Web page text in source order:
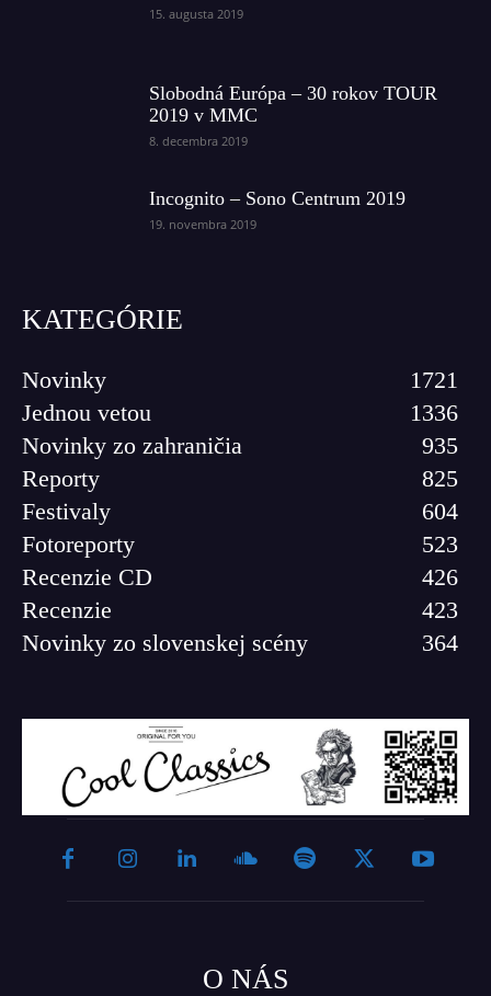
15. augusta 2019
Slobodná Európa – 30 rokov TOUR
2019 v MMC
8. decembra 2019
Incognito – Sono Centrum 2019
19. novembra 2019
KATEGÓRIE
Novinky
1721
Jednou vetou
1336
Novinky zo zahraničia
935
Reporty
825
Festivaly
604
Fotoreporty
523
Recenzie CD
426
Recenzie
423
Novinky zo slovenskej scény
364
O NÁS